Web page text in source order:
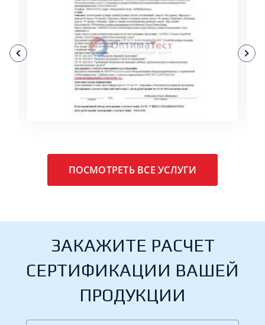
ПОДРОБНЕЕ
ПОСМОТРЕТЬ ВСЕ УСЛУГИ
ЗАКАЖИТЕ РАСЧЕТ
СЕРТИФИКАЦИИ ВАШЕЙ
ПРОДУКЦИИ